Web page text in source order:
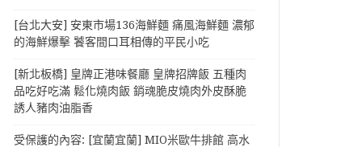
[台北大安] 安東市場136海鮮麵 痛風海鮮麵 濃郁
的海鮮爆擊 饕客間口耳相傳的平民小吃
[新北板橋] 皇牌正港味餐廳 皇牌招牌飯 五種肉
品吃好吃滿 鬆化燒肉飯 銷魂脆皮燒肉外皮酥脆
誘人豬肉油脂香
受保護的內容: [宜蘭宜蘭] MIO米歐牛排館 高水